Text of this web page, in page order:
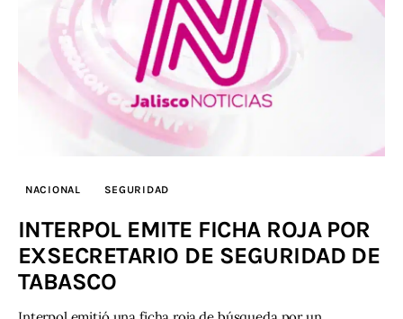
Jalisco Noticias
Programación
Jalisco TV
Contacto
NACIONAL SEGURIDAD
INTERPOL EMITE FICHA ROJA POR
EXSECRETARIO DE SEGURIDAD DE
TABASCO